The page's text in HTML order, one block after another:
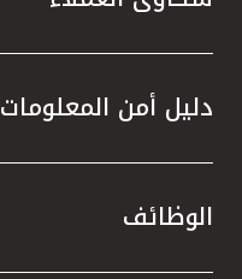
دليل أمن المعلومات
الوظائف